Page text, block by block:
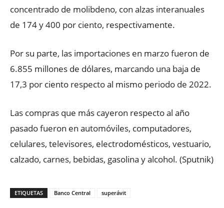
concentrado de molibdeno, con alzas interanuales
de 174 y 400 por ciento, respectivamente.
Por su parte, las importaciones en marzo fueron de
6.855 millones de dólares, marcando una baja de
17,3 por ciento respecto al mismo periodo de 2022.
Las compras que más cayeron respecto al año
pasado fueron en automóviles, computadores,
celulares, televisores, electrodomésticos, vestuario,
calzado, carnes, bebidas, gasolina y alcohol. (Sputnik)
ETIQUETAS Banco Central superávit